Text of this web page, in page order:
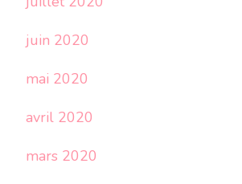
juin 2020
mai 2020
avril 2020
mars 2020